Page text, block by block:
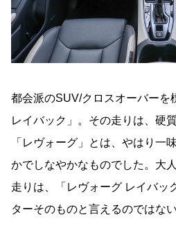
都会派のSUV/クロスオーバーを
レイバック」。その走りは、硬
「レヴォーグ」とは、やはり一
かでしなやかなものでした。大
走りは、「レヴォーグ レイバッ
ターそのものと言えるのではな